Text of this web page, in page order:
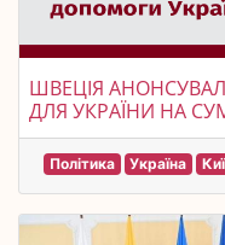
ШВЕЦІЯ
ДЛЯ УКРАЇНИ НА
Політика Україна